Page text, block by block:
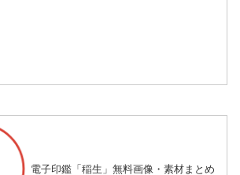
電子印鑑「稲生」無料画像・素材まとめ